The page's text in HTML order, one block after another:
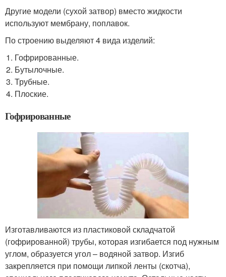
Другие модели (сухой затвор) вместо жидкости
используют мембрану, поплавок.
По строению выделяют 4 вида изделий:
Гофрированные.
Бутылочные.
Трубные.
Плоские.
Гофрированные
Изготавливаются из пластиковой складчатой
(гофрированной) трубы, которая изгибается под нужным
углом, образуется угол – водяной затвор. Изгиб
закрепляется при помощи липкой ленты (скотча),